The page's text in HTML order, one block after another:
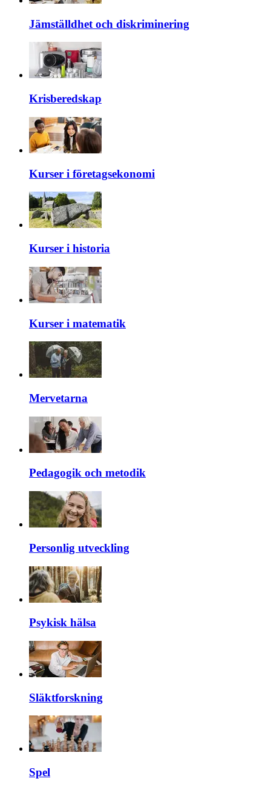
Jämställdhet och diskriminering
Krisberedskap
Kurser i företagsekonomi
Kurser i historia
Kurser i matematik
Mervetarna
Pedagogik och metodik
Personlig utveckling
Psykisk hälsa
Släktforskning
Spel